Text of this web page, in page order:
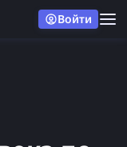
Войти